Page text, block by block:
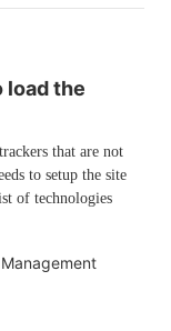
load the
that are not
to setup the site
of technologies